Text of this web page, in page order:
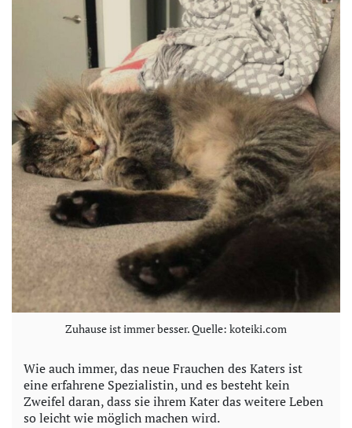
Zuhause ist immer besser. Quelle: koteiki.com
Wie auch immer, das neue Frauchen des Katers ist
eine erfahrene Spezialistin, und es besteht kein
Zweifel daran, dass sie ihrem Kater das weitere Leben
so leicht wie möglich machen wird.